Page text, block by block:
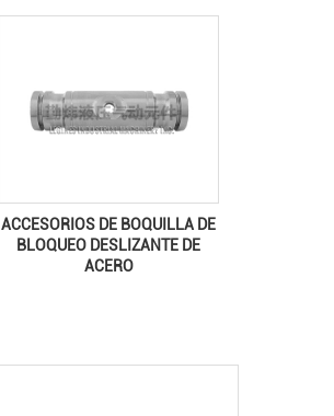
ACCESORIOS DE BOQUILLA DE
BLOQUEO DESLIZANTE DE
ACERO